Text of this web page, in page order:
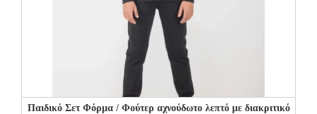
Παιδικό Σετ Φόρμα / Φούτερ αχνούδωτο λεπτό με διακριτικό